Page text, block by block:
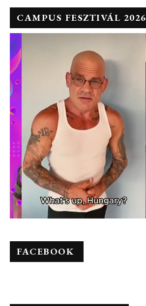
CAMPUS FESZTIVÁL 2026
FACEBOOK